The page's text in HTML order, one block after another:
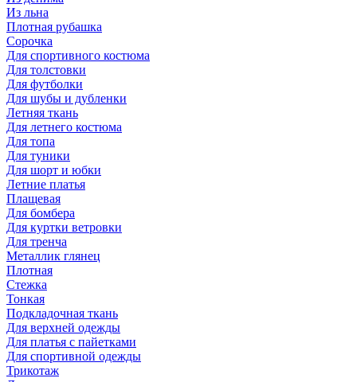
Из льна
Плотная рубашка
Сорочка
Для спортивного костюма
Для толстовки
Для футболки
Для шубы и дубленки
Летняя ткань
Для летнего костюма
Для топа
Для туники
Для шорт и юбки
Летние платья
Плащевая
Для бомбера
Для куртки ветровки
Для тренча
Металлик глянец
Плотная
Стежка
Тонкая
Подкладочная ткань
Для верхней одежды
Для платья с пайетками
Для спортивной одежды
Трикотаж